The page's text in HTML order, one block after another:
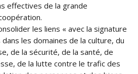
effectives de la grande
les liens « avec la signature
dans les domaines de la culture, du
de la sécurité, de la santé, de
de la lutte contre le trafic des